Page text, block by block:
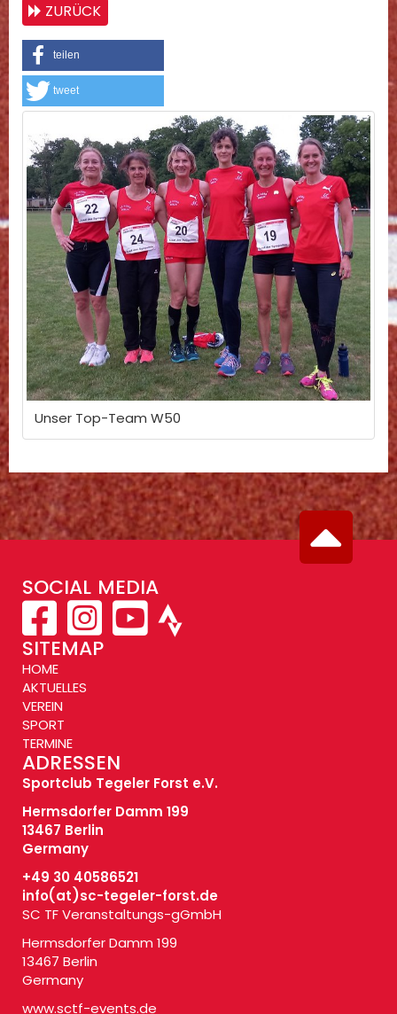
ZURÜCK
teilen
tweet
Unser Top-Team W50
SOCIAL MEDIA
SITEMAP
HOME
AKTUELLES
VEREIN
SPORT
TERMINE
ADRESSEN
Sportclub Tegeler Forst e.V.
Hermsdorfer Damm 199
13467 Berlin
Germany
+49 30 40586521
info(at)sc-tegeler-forst.de
SC TF Veranstaltungs-gGmbH
Hermsdorfer Damm 199
13467 Berlin
Germany
www.sctf-events.de